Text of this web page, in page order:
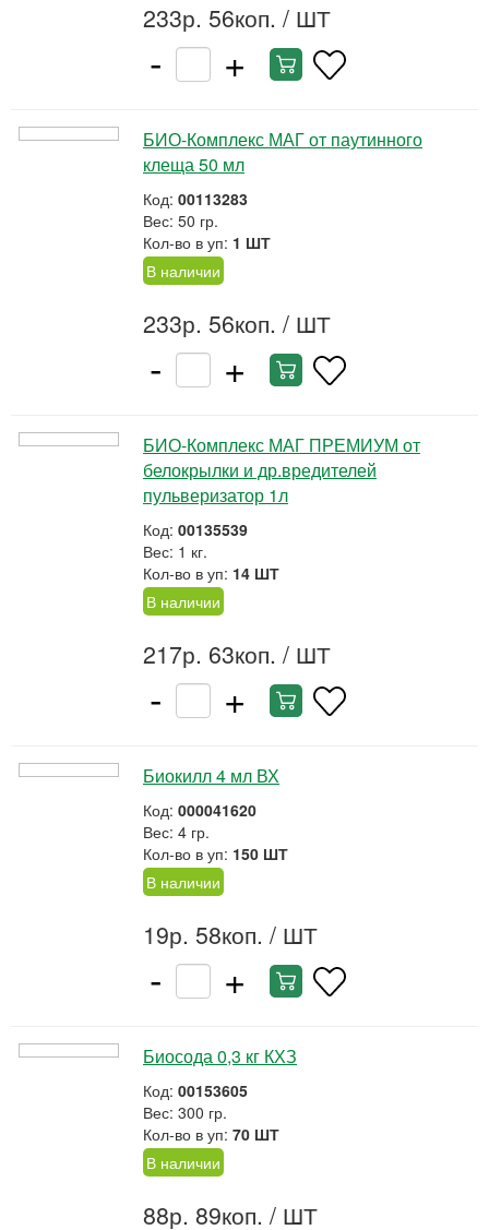
233р. 56коп. / ШТ
- +
БИО-Комплекс МАГ от паутинного
клеща 50 мл
Код: 00113283
Вес: 50 гр.
Кол-во в уп: 1 ШТ
В наличии
233р. 56коп. / ШТ
- +
БИО-Комплекс МАГ ПРЕМИУМ от
белокрылки и др.вредителей
пульверизатор 1л
Код: 00135539
Вес: 1 кг.
Кол-во в уп: 14 ШТ
В наличии
217р. 63коп. / ШТ
- +
Биокилл 4 мл ВХ
Код: 000041620
Вес: 4 гр.
Кол-во в уп: 150 ШТ
В наличии
19р. 58коп. / ШТ
- +
Биосода 0,3 кг КХЗ
Код: 00153605
Вес: 300 гр.
Кол-во в уп: 70 ШТ
В наличии
88р. 89коп. / ШТ